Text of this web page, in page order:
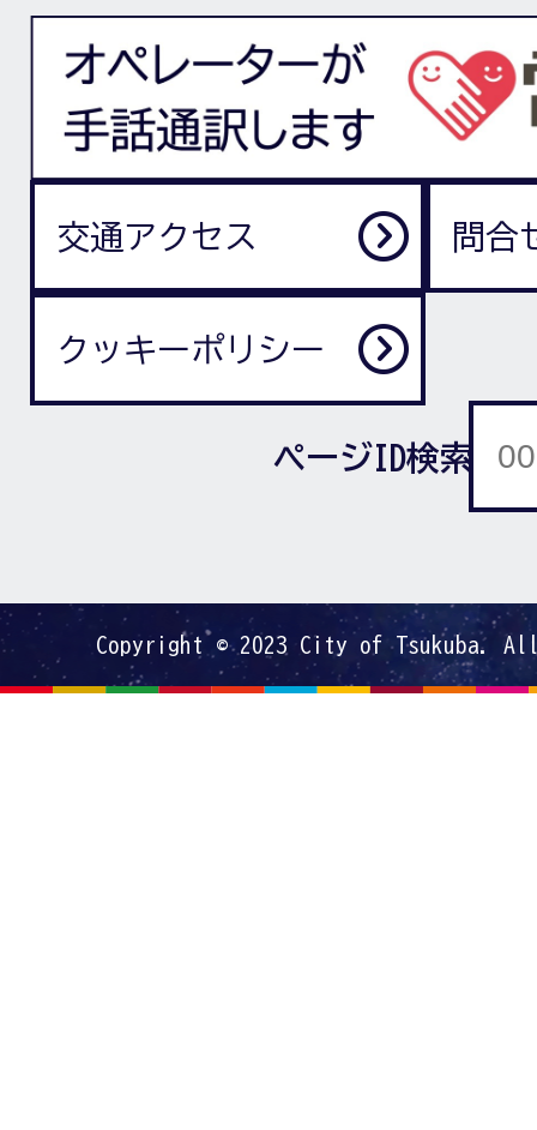
交通アクセス 問合
クッキーポリシー
ページID検索
Copyright © 2023 City of Tsukuba.